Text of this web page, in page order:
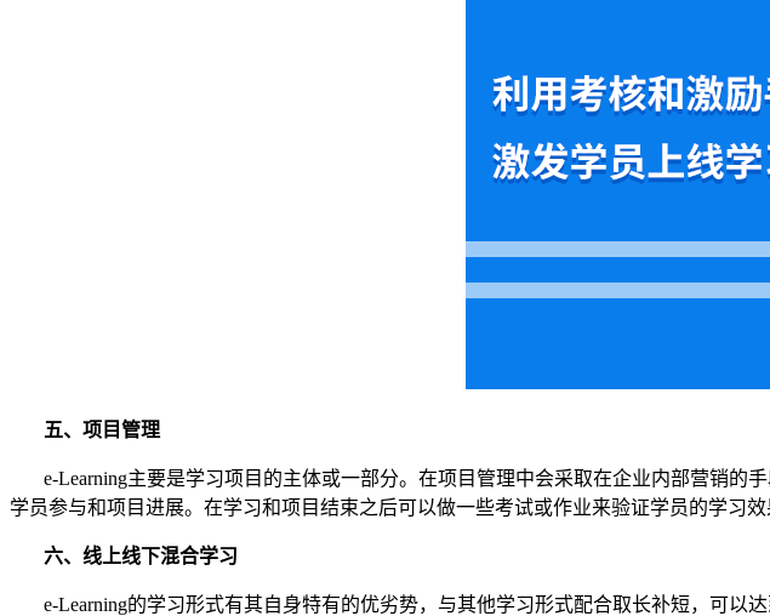
五、 项目管理
e-Learning主要是学习项目的主体或一部分。 在项目 管理中会采取在企业内部营销的
学员参与和项目进展。 在学习和项目结束之后可以做一些考试或作业来验证学员的学习效
六、线上线下混合学习
e-Learning的学习形式有其自身特有的优劣势，与其他学习形式配合取长补短，可